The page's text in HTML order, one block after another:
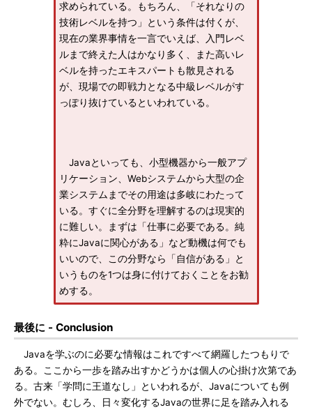
求められている。もちろん、「それなりの
技術レベルを持つ」という条件は付くが、
現在の業界事情を一言でいえば、入門レベ
ルまで終えた人はかなり多く、また高いレ
ベルを持ったエキスパートも散見される
が、現場での即戦力となる中級レベルがす
っぽり抜けているといわれている。
Javaといっても、小型機器から一般アプ
リケーション、Webシステムから大型の企
業システムまでその用途は多岐にわたって
いる。すぐに全分野を理解するのは現実的
に難しい。まずは「仕事に必要である。純
粋にJavaに関心がある」など動機は何でも
いいので、この分野なら「自信がある」と
いうものを1つは身に付けておくことをお勧
めする。
最後に - Conclusion
Javaを学ぶのに必要な情報はこれですべて網羅したつもりで
ある。ここから一歩を踏み出すかどうかは個人の心掛け次第であ
る。古来「学問に王道なし」といわれるが、Javaについても例
外でない。むしろ、日々変化するJavaの世界に足を踏み入れる